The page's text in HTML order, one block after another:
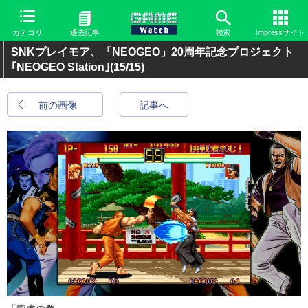
カテゴリ 過去記事 検索 Impressサイト
SNKプレイモア、「NEOGEO」20周年記念プロジェクト
｢NEOGEO Station｣(15/15)
前の画像 記事へ